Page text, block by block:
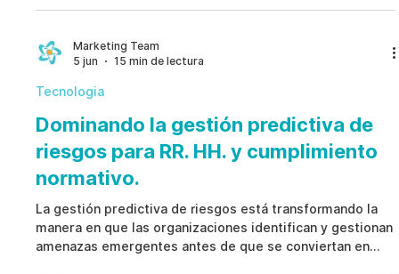
en contener incidentes después de que ocurren, la
tempranos, controles preventivos, escalamiento
estructurado y gobernanza continua. Al identificar
Marketing Team
5 jun
15 min de lectura
Tecnologia
Dominando la gestión predictiva de
riesgos para RR. HH. y cumplimiento
normativo.
La gestión predictiva de riesgos está transformando la
manera en que las organizaciones identifican y gestionan
amenazas emergentes antes de que se conviertan en